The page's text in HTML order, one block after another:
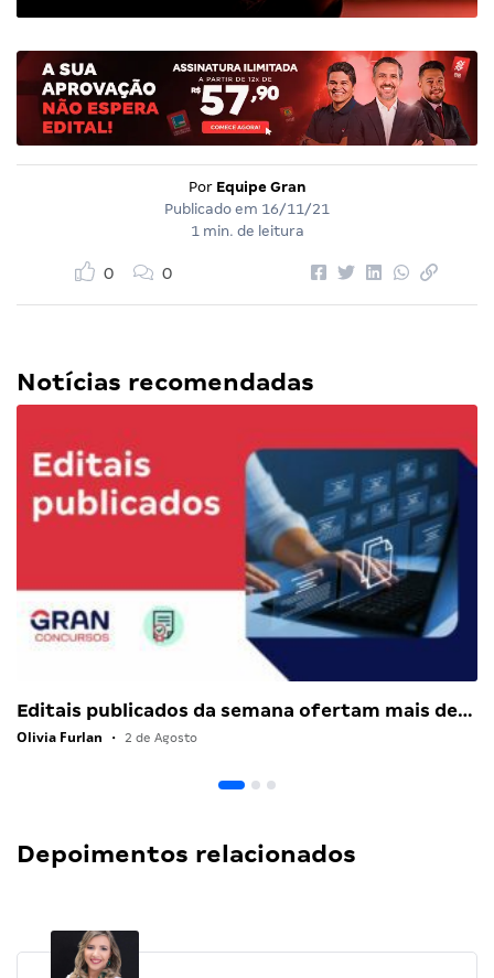
Por Equipe Gran
Publicado em 16/11/21
1 min. de leitura
0 0
Notícias recomendadas
Editais publicados da semana ofertam mais de…
Olivia Furlan • 2 de Agosto
Depoimentos relacionados